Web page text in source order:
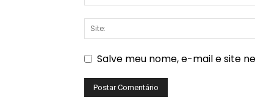
Salve meu nome, e-mail e site